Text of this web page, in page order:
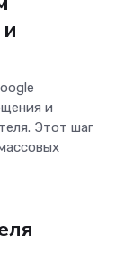
и
Этот шаг